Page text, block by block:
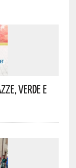
Verde E